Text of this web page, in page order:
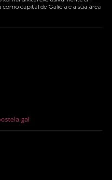
capital de Galicia e a súa área